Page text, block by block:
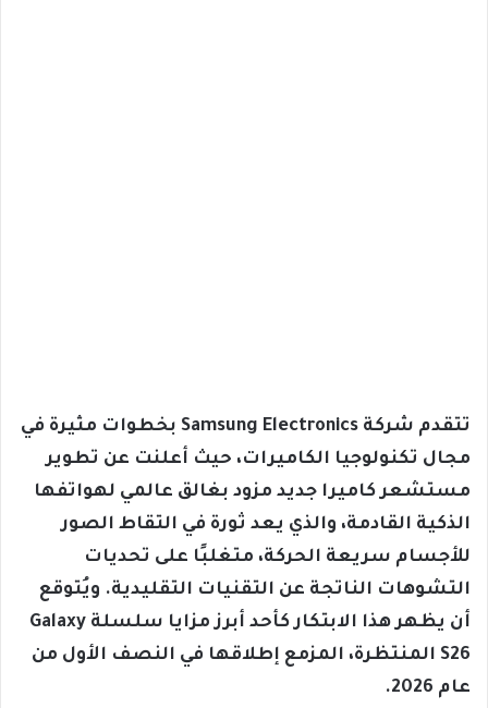
تتقدم شركة Samsung Electronics بخطوات مثيرة في
مجال تكنولوجيا الكاميرات، حيث أعلنت عن تطوير
مستشعر كاميرا جديد مزود بغالق عالمي لهواتفها
الذكية القادمة، والذي يعد ثورة في التقاط الصور
للأجسام سريعة الحركة، متغلبًا على تحديات
التشوهات الناتجة عن التقنيات التقليدية. ويُتوقع
أن يظهر هذا الابتكار كأحد أبرز مزايا سلسلة Galaxy
S26 المنتظرة، المزمع إطلاقها في النصف الأول من
عام 2026.